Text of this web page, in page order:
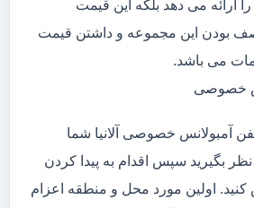
ارائه می دهد بلکه این قیمت
بودن این مجموعه و داشتن قیمت
می باشد.
خصوصی
آمبولانس خصوصی آلانیا شما
بگیرید سپس اقدام به پیدا کردن
کنید. اولین مورد محل و منطقه اعزام